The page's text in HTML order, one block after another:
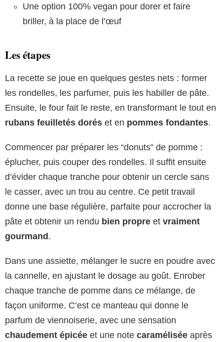
Une option 100% vegan pour dorer et faire
briller, à la place de l’œuf
Les étapes
La recette se joue en quelques gestes nets : former
les rondelles, les parfumer, puis les habiller de pâte.
Ensuite, le four fait le reste, en transformant le tout en
rubans feuilletés dorés et en pommes fondantes.
Commencer par préparer les “donuts” de pomme :
éplucher, puis couper des rondelles. Il suffit ensuite
d’évider chaque tranche pour obtenir un cercle sans
le casser, avec un trou au centre. Ce petit travail
donne une base régulière, parfaite pour accrocher la
pâte et obtenir un rendu bien propre et vraiment
gourmand.
Dans une assiette, mélanger le sucre en poudre avec
la cannelle, en ajustant le dosage au goût. Enrober
chaque tranche de pomme dans ce mélange, de
façon uniforme. C’est ce manteau qui donne le
parfum de viennoiserie, avec une sensation
chaudement épicée et une note caramélisée après